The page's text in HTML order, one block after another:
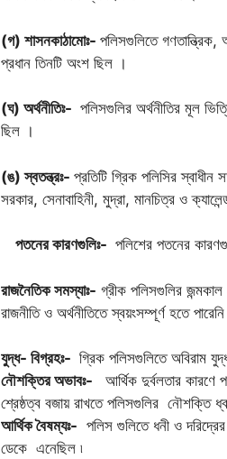
(গ) শাসনকাঠামোঃ- পলিসগুলিতে গণতান্ত্রিক,
প্রধান তিনটি অংশ ছিল ।
(ঘ) অর্থনীতিঃ- পলিসগুলির অর্থনীতির মূল
ছিল ।
(ঙ) স্বতন্ত্রঃ- প্রতিটি গ্রিক পলিসির
সরকার, সেনাবাহিনী, মুদ্রা, মানচিত্র ও
পতনের কারণগুলিঃ- পলিশের পতনের
রাজনৈতিক সমস্যাঃ- গ্রীক পলিসগুলির
রাজনীতি ও অর্থনীতিতে স্বয়ংসম্পূর্ণ হতে
যুদ্ধ- বিগ্রহঃ- গ্রিক পলিসগুলিতে অবিরাম
নৌশক্তির অভাবঃ-
আর্থিক দুর্বলতার
শ্রেষ্ঠত্ব বজায় রাখতে পলিসগুলির নৌশক্তি
আর্থিক বৈষম্যঃ- পলিস গুলিতে ধনী ও
ডেকে এনেছিল ৷